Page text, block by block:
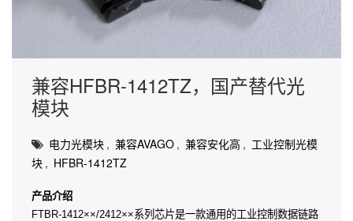
兼容HFBR-1412TZ，国产替代光
模块
电力光模块 , 兼容AVAGO , 兼容安化高 , 工业控制光模
块 , HFBR-1412TZ
产品介绍
FTBR-1412××/2412××系列芯片是一款通用的工业控制数据链路